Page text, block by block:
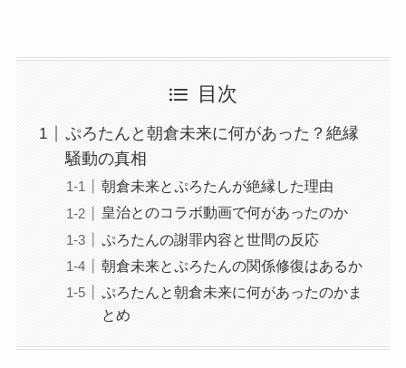
目次
ぷろたんと朝倉未来に何があった？絶縁
騒動の真相
朝倉未来とぷろたんが絶縁した理由
皇治とのコラボ動画で何があったのか
ぷろたんの謝罪内容と世間の反応
朝倉未来とぷろたんの関係修復はあるか
ぷろたんと朝倉未来に何があったのかま
とめ